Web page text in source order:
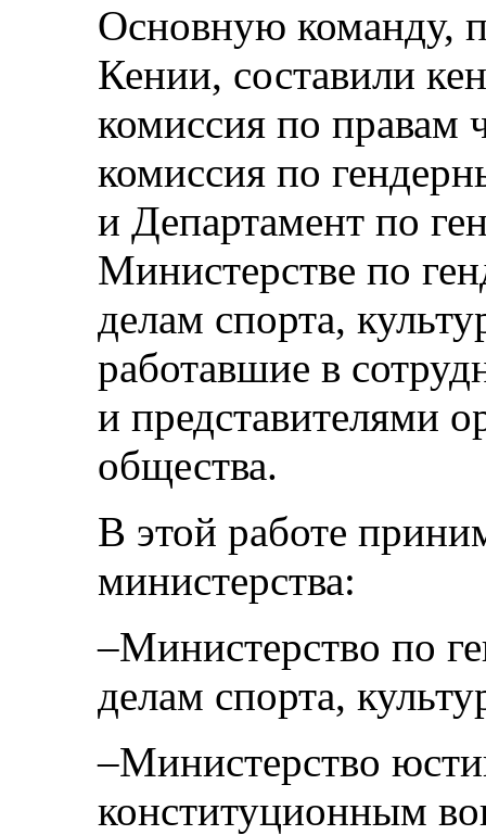
Основную команду,
Кении, составили
комиссия по правам
комиссия по
и Департамент по
Министерстве по
делам спорта,
работавшие в
и представителями
общества.
В этой работе
министерства:
–Министерство по
делам спорта,
–Министерство
конституционным